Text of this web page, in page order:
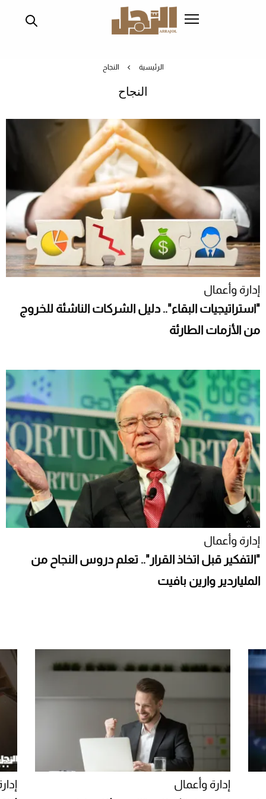
الرئيسية النجاح
النجاح
إدارة وأعمال
"استراتيجيات البقاء".. دليل الشركات الناشئة للخروج
من الأزمات الطارئة
إدارة وأعمال
"التفكير قبل اتخاذ القرار".. تعلم دروس النجاح من
الملياردير وارين بافيت
إدارة وأعمال